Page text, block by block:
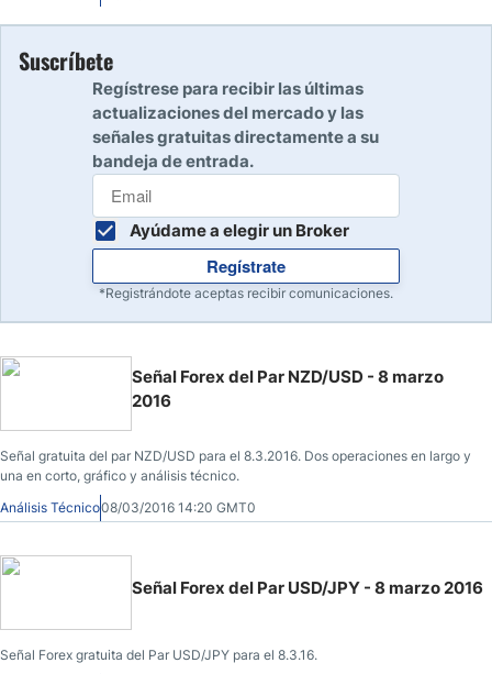
Suscríbete
Regístrese para recibir las últimas
actualizaciones del mercado y las
señales gratuitas directamente a su
bandeja de entrada.
Ayúdame a elegir un Broker
Regístrate
*Registrándote aceptas recibir comunicaciones.
Señal Forex del Par NZD/USD - 8 marzo
2016
Señal gratuita del par NZD/USD para el 8.3.2016. Dos operaciones en largo y
una en corto, gráfico y análisis técnico.
Análisis Técnico08/03/2016 14:20 GMT0
Señal Forex del Par USD/JPY - 8 marzo 2016
Señal Forex gratuita del Par USD/JPY para el 8.3.16.